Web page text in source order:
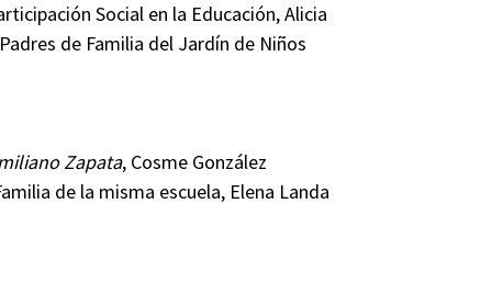
Social en la Educación, Alicia
de Familia del Jardín de Niños
Zapata, Cosme González
de la misma escuela, Elena Landa